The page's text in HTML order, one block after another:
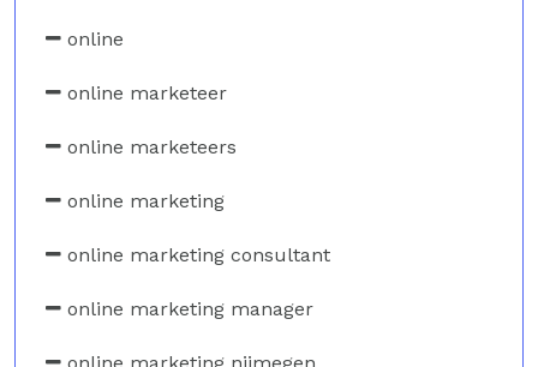
online
online marketeer
online marketeers
online marketing
online marketing consultant
online marketing manager
online marketing nijmegen